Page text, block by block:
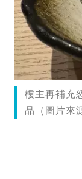
樓主再補充
品（圖片來